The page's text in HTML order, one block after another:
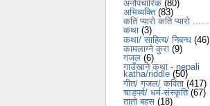
अनौपचारिक (80)
अभिव्यक्ति (83)
कति प्यारो कति प्यारो ......
कथा (3)
कथा/ साहित्य/ निबन्ध (46)
कामलाग्ने कुरा (9)
गजल (6)
गाउँखाने कथा - nepali
katha/riddle (50)
गीत/ गजल/ कविता (417)
चाडपर्व/ धर्म-संस्कृति (67)
तातो बहस (18)